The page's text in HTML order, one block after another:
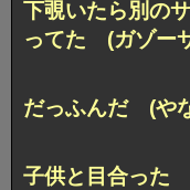
下覗いたら別の
ってた (ガゾー
だっふんだ (や
子供と目合った